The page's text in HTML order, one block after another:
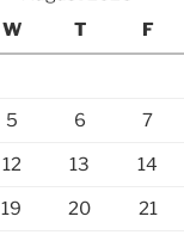
W T F
5 6 7
12 13 14
19 20 21